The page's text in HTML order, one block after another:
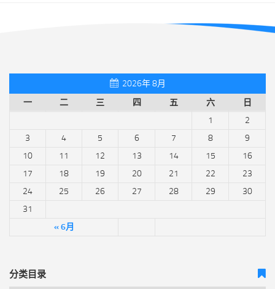
2026年 8月
一
二 三 四 五 六 日
« 6月
1
2
3
4 5 6 7 8
9
10
11 12 13 14 15
16
17
18 19 20 21 22
23
24
25 26 27 28 29
30
31
分类目录